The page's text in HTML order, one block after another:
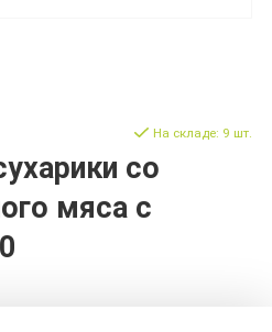
со
мяса с
На складе: 9 шт.